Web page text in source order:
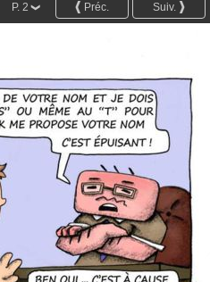
Suiv.
Préc.
P. 2